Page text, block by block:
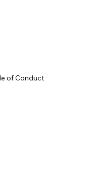
of Conduct